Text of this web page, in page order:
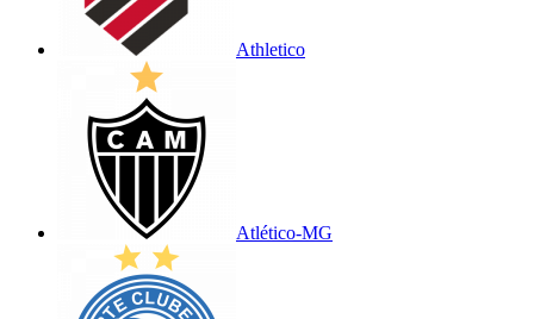
Athletico
Atlético-MG